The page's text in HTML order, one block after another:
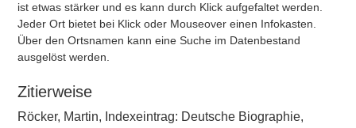
ist etwas stärker und es kann durch Klick aufgefaltet werden.
Jeder Ort bietet bei Klick oder Mouseover einen Infokasten.
Über den Ortsnamen kann eine Suche im Datenbestand
ausgelöst werden.
Zitierweise
Röcker, Martin, Indexeintrag: Deutsche Biographie,